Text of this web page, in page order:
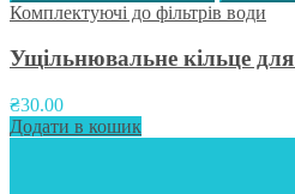
Комплектуючі до фільтрів води
Ущільнювальне кільце для
₴30.00
Додати в кошик